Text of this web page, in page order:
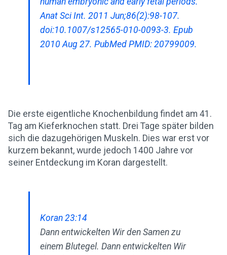
Anat Sci Int. 2011 Jun;86(2):98-107.
doi:10.1007/s12565-010-0093-3. Epub
2010 Aug 27. PubMed PMID: 20799009.
Die erste eigentliche Knochenbildung findet am 41.
Tag am Kieferknochen statt. Drei Tage später bilden
sich die dazugehörigen Muskeln. Dies war erst vor
kurzem bekannt, wurde jedoch 1400 Jahre vor
seiner Entdeckung im Koran dargestellt.
Koran 23:14
Dann entwickelten Wir den Samen zu
einem Blutegel. Dann entwickelten Wir